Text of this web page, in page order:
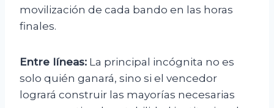
movilización de cada bando en las horas
finales.
Entre líneas: La principal incógnita no es
solo quién ganará, sino si el vencedor
logrará construir las mayorías necesarias